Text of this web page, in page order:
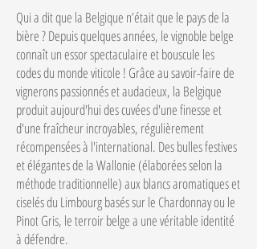
Qui a dit que la Belgique n’était que le pays de la
bière ? Depuis quelques années, le vignoble belge
connaît un essor spectaculaire et bouscule les
codes du monde viticole ! Grâce au savoir-faire de
vignerons passionnés et audacieux, la Belgique
produit aujourd'hui des cuvées d'une finesse et
d'une fraîcheur incroyables, régulièrement
récompensées à l'international. Des bulles festives
et élégantes de la Wallonie (élaborées selon la
méthode traditionnelle) aux blancs aromatiques et
ciselés du Limbourg basés sur le Chardonnay ou le
Pinot Gris, le terroir belge a une véritable identité
à défendre.